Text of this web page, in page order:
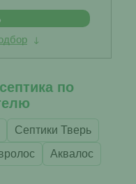
по
Септики Тверь
Аквалос